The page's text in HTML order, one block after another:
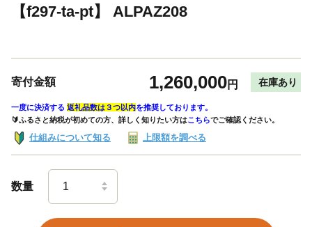
【f297-ta-pt】 ALPAZ208
寄付金額 1,260,000円 在庫あり
一度に決済する 返礼品数は３つ以内を推奨しております。
🔰ふるさと納税が初めての方、詳しく知りたい方はこちらでご確認ください。
仕組みについて知る 上限額を調べる
数量